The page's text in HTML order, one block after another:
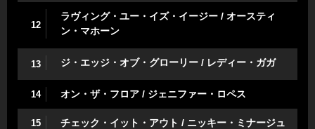
12
ラヴィング・ユー・イズ・イージー / オースティ
ン・マホーン
13 ジ・エッジ・オブ・グローリー / レディー・ガガ
14 オン・ザ・フロア / ジェニファー・ロペス
15 チェック・イット・アウト / ニッキー・ミナージュ